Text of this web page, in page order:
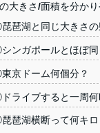
大きさ/面積を分か
琶湖と同じ大きさの
ンガポールとほぼ同
京ドーム何個分？
ライブすると一周何
琶湖横断って何キロ